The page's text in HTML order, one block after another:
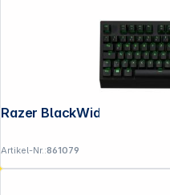
Artikel-Nr.:861079